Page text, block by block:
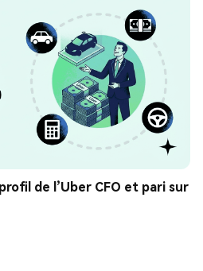
de l’Uber CFO et pari sur